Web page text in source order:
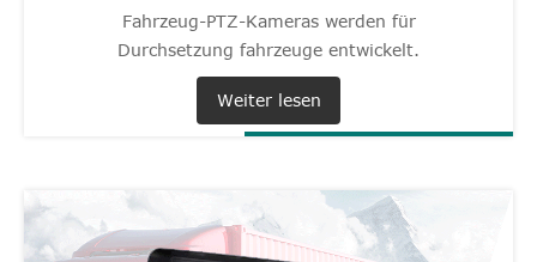
Fahrzeug-PTZ-Kameras werden für
Durchsetzung fahrzeuge entwickelt.
Weiter lesen